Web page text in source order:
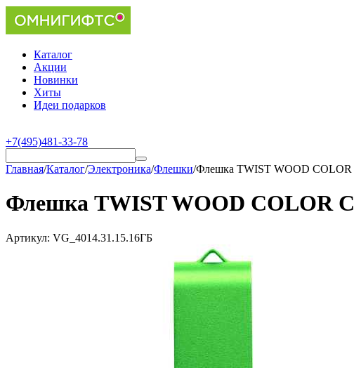
Каталог
Акции
Новинки
Хиты
Идеи подарков
+7(495)481-33-78
Главная/Каталог/Электроника/Флешки/Флешка TWIST WOOD COLOR
Флешка TWIST WOOD COLOR
Артикул: VG_4014.31.15.16ГБ